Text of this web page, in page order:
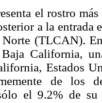
el rostro
a la entrada
(TLCAN).
California,
Estados
de los
el 9.2% de